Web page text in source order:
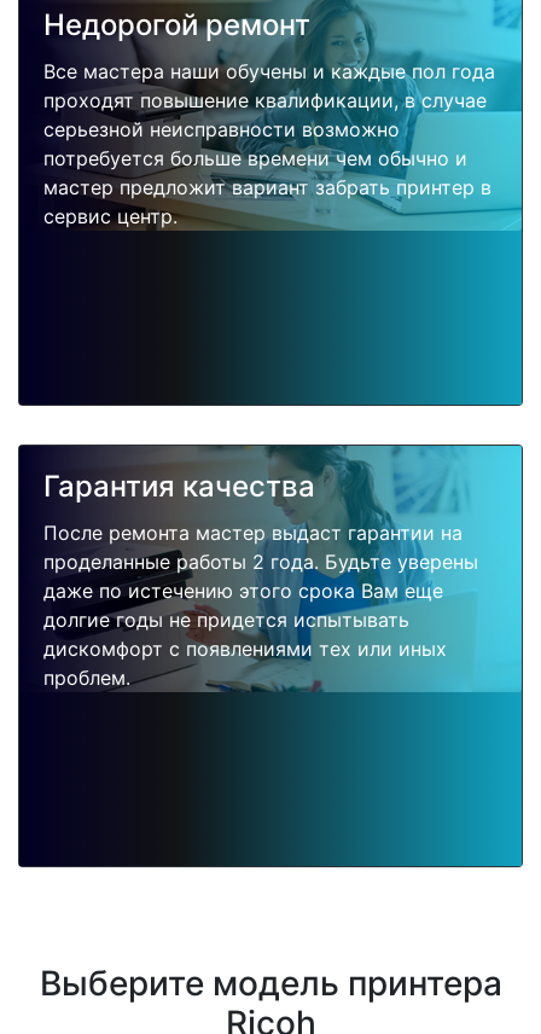
Недорогой ремонт
Все мастера наши обучены и каждые пол года
проходят повышение квалификации, в случае
серьезной неисправности возможно
потребуется больше времени чем обычно и
мастер предложит вариант забрать принтер в
сервис центр.
Гарантия качества
После ремонта мастер выдаст гарантии на
проделанные работы 2 года. Будьте уверены
даже по истечению этого срока Вам еще
долгие годы не придется испытывать
дискомфорт с появлениями тех или иных
проблем.
Выберите модель принтера
Ricoh